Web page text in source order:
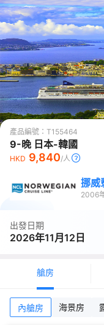
產品編號： T155464
9-晚 日本-韓國
HKD 9,840/人
挪威
2006
出發日期
2026年11月12日
艙房
內艙房 海景房